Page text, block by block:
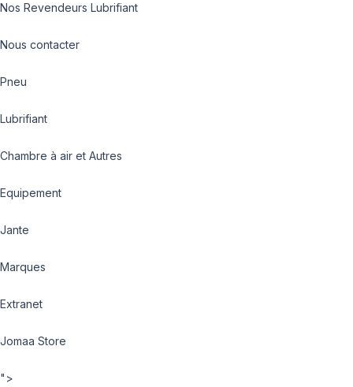
Nos Revendeurs Lubrifiant
Nous contacter
Pneu
Lubrifiant
Chambre à air et Autres
Equipement
Jante
Marques
Extranet
Jomaa Store
">